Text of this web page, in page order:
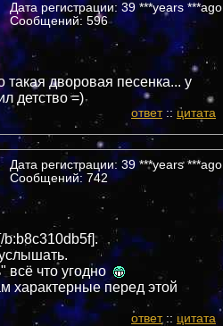
Дата регистрации: 39 ***years ***ago
Сообщений: 596
такая дворовая песенка... у
детство =)
ответ:: цитата
Дата регистрации: 39 ***years ***ago
Сообщений: 742
b:b8c310db5f].
что угодно
характерные перед этой
ответ:: цитата